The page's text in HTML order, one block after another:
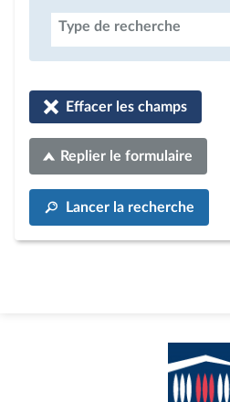
Type de recherche
Effacer les champs
Replier le formulaire
Lancer la recherche